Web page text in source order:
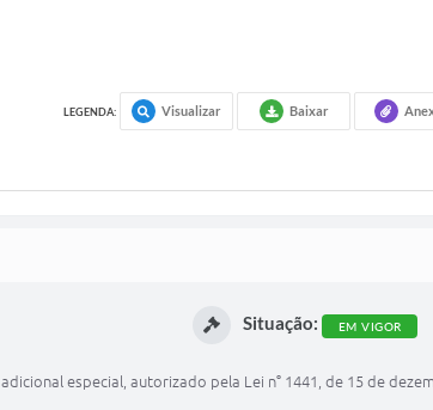
LEGENDA: Visualizar Baixar
Situação: EM VIGOR
especial, autorizado pela Lei n° 1441, de 15 de